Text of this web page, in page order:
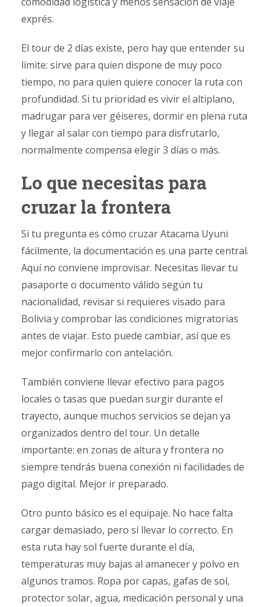
exprés.
El tour de 2 días existe, pero hay que entender su
límite: sirve para quien dispone de muy poco
tiempo, no para quien quiere conocer la ruta con
profundidad. Si tu prioridad es vivir el altiplano,
madrugar para ver géiseres, dormir en plena ruta
y llegar al salar con tiempo para disfrutarlo,
normalmente compensa elegir 3 días o más.
Lo que necesitas para
cruzar la frontera
Si tu pregunta es cómo cruzar Atacama Uyuni
fácilmente, la documentación es una parte central.
Aquí no conviene improvisar. Necesitas llevar tu
pasaporte o documento válido según tu
nacionalidad, revisar si requieres visado para
Bolivia y comprobar las condiciones migratorias
antes de viajar. Esto puede cambiar, así que es
mejor confirmarlo con antelación.
También conviene llevar efectivo para pagos
locales o tasas que puedan surgir durante el
trayecto, aunque muchos servicios se dejan ya
organizados dentro del tour. Un detalle
importante: en zonas de altura y frontera no
siempre tendrás buena conexión ni facilidades de
pago digital. Mejor ir preparado.
Otro punto básico es el equipaje. No hace falta
cargar demasiado, pero sí llevar lo correcto. En
esta ruta hay sol fuerte durante el día,
temperaturas muy bajas al amanecer y polvo en
algunos tramos. Ropa por capas, gafas de sol,
protector solar, agua, medicación personal y una